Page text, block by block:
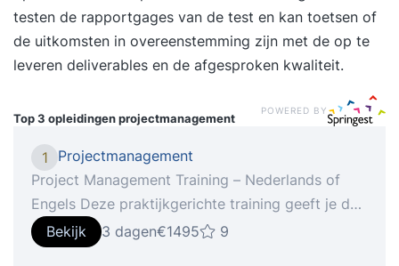
testen de rapportgages van de test en kan toetsen of
de uitkomsten in overeenstemming zijn met de op te
leveren deliverables en de afgesproken kwaliteit.
Top 3 opleidingenprojectmanagement
POWERED BY
1
Projectmanagement
Project Management Training – Nederlands of
Engels Deze praktijkgerichte training geeft je de
handvaten om je projecten moeiteloos te
managen! WAT HOUDT DE PROJECT
Bekijk 3 dagen€1495 9